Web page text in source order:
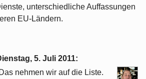
unterschiedliche Auffassungen
EU-Ländern.
5. Juli 2011:
nehmen wir auf die Liste.